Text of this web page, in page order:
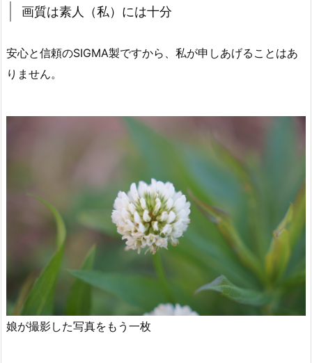
画質は素人（私）には十分
安心と信頼のSIGMA製ですから、私が申しあげることはあ
りません。
娘が撮影した写真をもう一枚